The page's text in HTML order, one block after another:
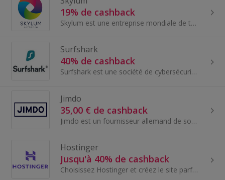
19% de cashback
Skylum est une entreprise mondiale de technologie d'imagerie qui se concentre sur la création de logiciels et d'outils de photographie de pointe...
Surfshark
40% de cashback
Surfshark est une société de cybersécurité spécialisée dans le développement de solutions de confidentialité et de sécurité. Nos produits incluent...
Jimdo
35,00 € de cashback
Jimdo est un fournisseur allemand de solutions DIY faciles à utiliser pour les micro-entreprises. Créez une présence en ligne, faites la marque de...
Hostinger
Jusqu'à 40% de cashback
Choisissez Hostinger et créez le site parfait. De l’hébergement partagé et des domaines aux forfaits VPS et Cloud. Nous avons tout ce dont vous ave...